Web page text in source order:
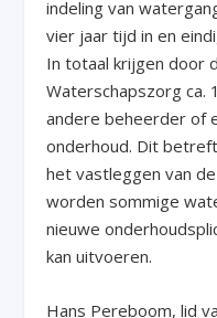
indeling van
vier jaar tijd in en
In totaal krijgen door
Waterschapszorg ca.
andere beheerder of
onderhoud. Dit
het vastleggen van
worden sommige
nieuwe
kan uitvoeren.
Hans Pereboom, lid